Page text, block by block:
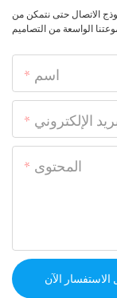
الاتصال حتى نتمكن من
اسم
الإلكتروني
المحتوى
الاستفسار الآن